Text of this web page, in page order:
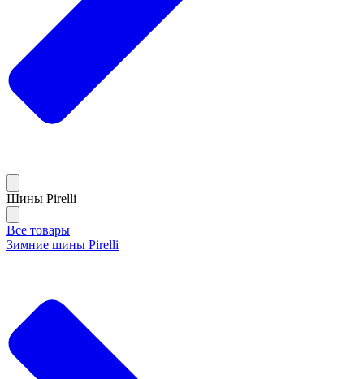
Шины Pirelli
Все товары
Зимние шины Pirelli